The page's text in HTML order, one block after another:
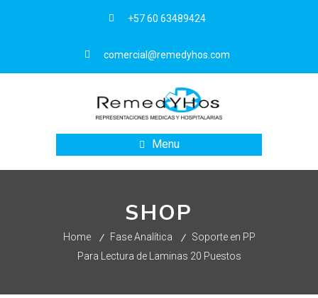
+57 60 63489424
comercial@remedyhos.com
Menu
SHOP
Home Fase Analítica
Soporte en PP
Para Lectura de Laminas 20 Puestos